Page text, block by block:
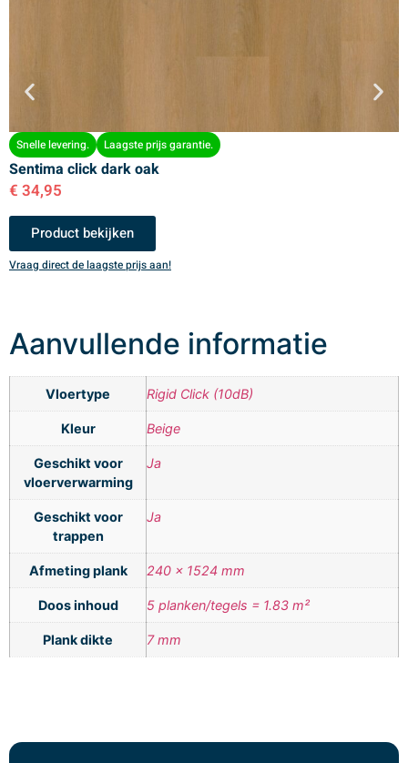
Snelle levering. Laagste prijs garantie.
Sentima click dark oak
€ 34,95
Product bekijken
Vraag direct de laagste prijs aan!
Aanvullende informatie
Vloertype Rigid Click (10dB)
Kleur Beige
Geschikt voor
vloerverwarming
Ja
Geschikt voor
trappen
Ja
Afmeting plank 240 x 1524 mm
Doos inhoud 5 planken/tegels = 1.83 m²
Plank dikte 7 mm